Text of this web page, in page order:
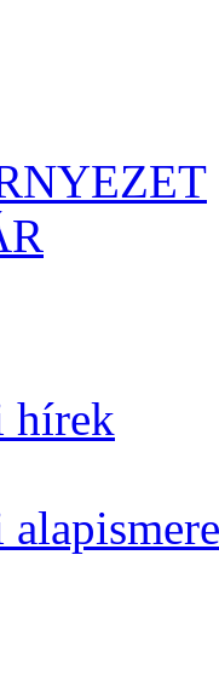
hírek